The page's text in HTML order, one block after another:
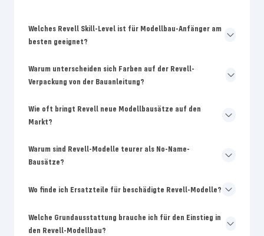
Welches Revell Skill-Level ist für Modellbau-Anfänger am
besten geeignet?
Warum unterscheiden sich Farben auf der Revell-
Verpackung von der Bauanleitung?
Wie oft bringt Revell neue Modellbausätze auf den
Markt?
Warum sind Revell-Modelle teurer als No-Name-
Bausätze?
Wo finde ich Ersatzteile für beschädigte Revell-Modelle?
Welche Grundausstattung brauche ich für den Einstieg in
den Revell-Modellbau?